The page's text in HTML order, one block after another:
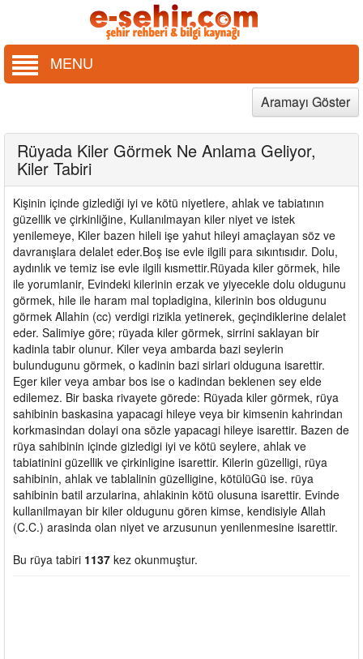
MENU
Aramayı Göster
Rüyada Kiler Görmek Ne Anlama Geliyor,
Kiler Tabiri
Kişinin içinde gizlediği iyi ve kötü niyetlere, ahlak ve tabiatının
güzellik ve çirkinliğine, Kullanılmayan kiler niyet ve istek
yenilemeye, Kiler bazen hileli işe yahut hileyi amaçlayan söz ve
davranışlara delalet eder.Boş ise evle ilgili para sıkıntısıdır. Dolu,
aydınlık ve temiz ise evle ilgili kısmettir.Rüyada kiler görmek, hile
ile yorumlanir, Evindeki kilerinin erzak ve yiyecekle dolu oldugunu
görmek, hile ile haram mal topladigina, kilerinin bos oldugunu
görmek Allahin (cc) verdigi rizikla yetinerek, geçindiklerine delalet
eder. Salimiye göre; rüyada kiler görmek, sirrini saklayan bir
kadinla tabir olunur. Kiler veya ambarda bazi seylerin
bulundugunu görmek, o kadinin bazi sirlari olduguna isarettir.
Eger kiler veya ambar bos ise o kadindan beklenen sey elde
edilemez. Bir baska rivayete görede: Rüyada kiler görmek, rüya
sahibinin baskasina yapacagi hileye veya bir kimsenin kahrindan
korkmasindan dolayi ona sözle yapacagi hileye isarettir. Bazen de
rüya sahibinin içinde gizledigi iyi ve kötü seylere, ahlak ve
tabiatinini güzellik ve çirkinligine isarettir. Kilerin güzelligi, rüya
sahibinin, ahlak ve tablalinin güzelligine, kötülüGü ise. rüya
sahibinin batil arzularina, ahlakinin kötü olusuna isarettir. Evinde
kullanilmayan bir kiler oldugunu gören kimse, kendisiyle Allah
(C.C.) arasinda olan niyet ve arzusunun yenilenmesine isarettir.
Bu rüya tabiri 1137 kez okunmuştur.